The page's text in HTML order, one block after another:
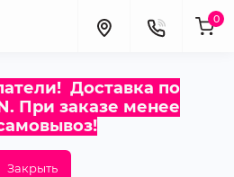
Доставка по
При заказе менее
Закрыть
0